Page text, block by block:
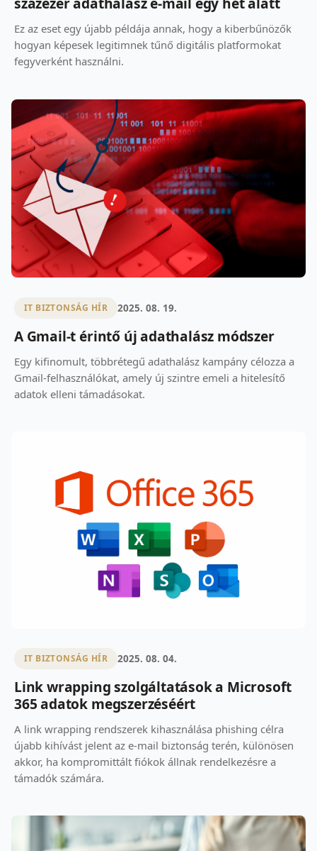
Ez az eset egy újabb példája annak, hogy a kiberbűnözők
hogyan képesek legitimnek tűnő digitális platformokat
fegyverként használni.
IT BIZTONSÁG HÍR 2025. 08. 19.
A Gmail-t érintő új adathalász módszer
Egy kifinomult, többrétegű adathalász kampány célozza a
Gmail-felhasználókat, amely új szintre emeli a hitelesítő
adatok elleni támadásokat.
IT BIZTONSÁG HÍR 2025. 08. 04.
Link wrapping szolgáltatások a Microsoft
365 adatok megszerzéséért
A link wrapping rendszerek kihasználása phishing célra
újabb kihívást jelent az e-mail biztonság terén, különösen
akkor, ha kompromittált fiókok állnak rendelkezésre a
támadók számára.